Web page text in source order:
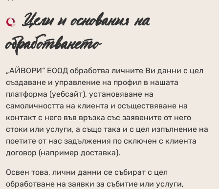
Цели и основания на
обработването
„АЙВОРИ“ ЕООД обработва личните Ви данни с цел
създаване и управление на профил в нашата
платформа (уебсайт), установяване на
самоличността на клиента и осъществяване на
контакт с него във връзка със заявените от него
стоки или услуги, а също така и с цел изпълнение на
поетите от нас задължения по сключен с клиента
договор (например доставка).
Освен това, лични данни се събират с цел
обработване на заявки за събитие или услуги,